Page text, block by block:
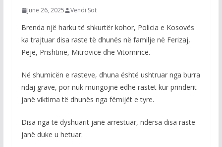
June 26, 2025 Vendi Sot
Brenda një harku të shkurtër kohor, Policia e Kosovës
ka trajtuar disa raste të dhunës në familje në Ferizaj,
Pejë, Prishtinë, Mitrovicë dhe Vitomiricë.
Në shumicën e rasteve, dhuna është ushtruar nga burra
ndaj grave, por nuk mungojnë edhe rastet kur prindërit
janë viktima të dhunës nga fëmijët e tyre.
Disa nga të dyshuarit janë arrestuar, ndërsa disa raste
janë duke u hetuar.